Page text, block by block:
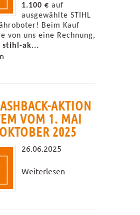
1.100 € auf
ausgewählte STIHL
Beim Kauf
von uns eine Rechnung,
stihl-ak...
AKTION
VOM 1. MAI
2025
26.06.2025
Weiterlesen